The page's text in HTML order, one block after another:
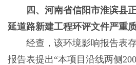
四、河南省信阳市淮滨县
延道路新建工程环评文件严重
经查，该环境影响报告表存
报告表提出“本项目沿线两侧